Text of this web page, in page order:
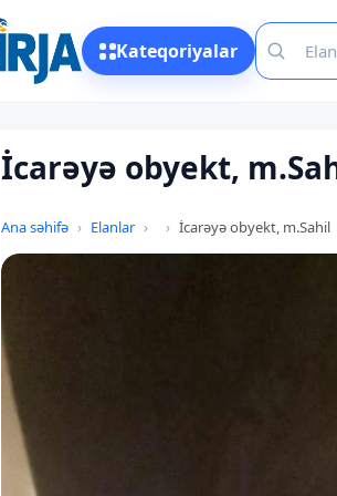
Kateqoriyalar
İcarəyə obyekt,
Ana səhifə Elanlar İcarəyə obyekt, m.Sahil